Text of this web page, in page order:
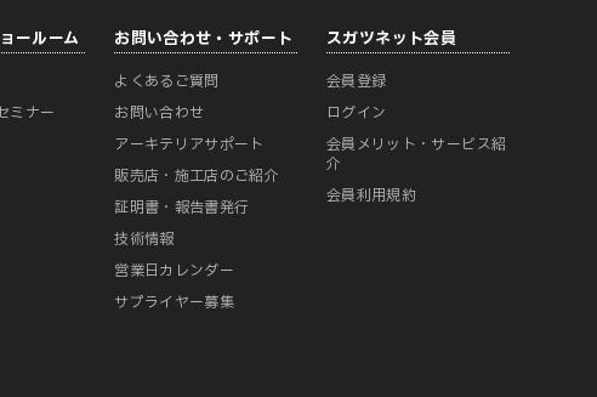
ールーム
ミナー
お問い合わせ・サポート
よくあるご質問
お問い合わせ
アーキテリアサポート
販売店・施工店のご紹介
証明書・報告書発行
技術情報
営業日カレンダー
サプライヤー募集
スガツネット会員
会員登録
ログイン
会員メリット・サービス紹
介
会員利用規約